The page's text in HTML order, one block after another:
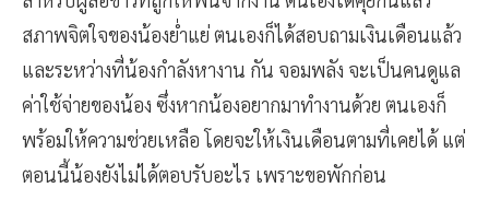
สภาพจิตใจของน้องย่ำแย่ ตนเองก็ได้สอบถามเงินเดือนแล้ว
และระหว่างที่น้องกำลังหางาน กัน จอมพลัง จะเป็นคนดูแล
ค่าใช้จ่ายของน้อง ซึ่งหากน้องอยากมาทำงานด้วย ตนเองก็
พร้อมให้ความช่วยเหลือ โดยจะให้เงินเดือนตามที่เคยได้ แต่
ตอนนี้น้องยังไม่ได้ตอบรับอะไร เพราะขอพักก่อน